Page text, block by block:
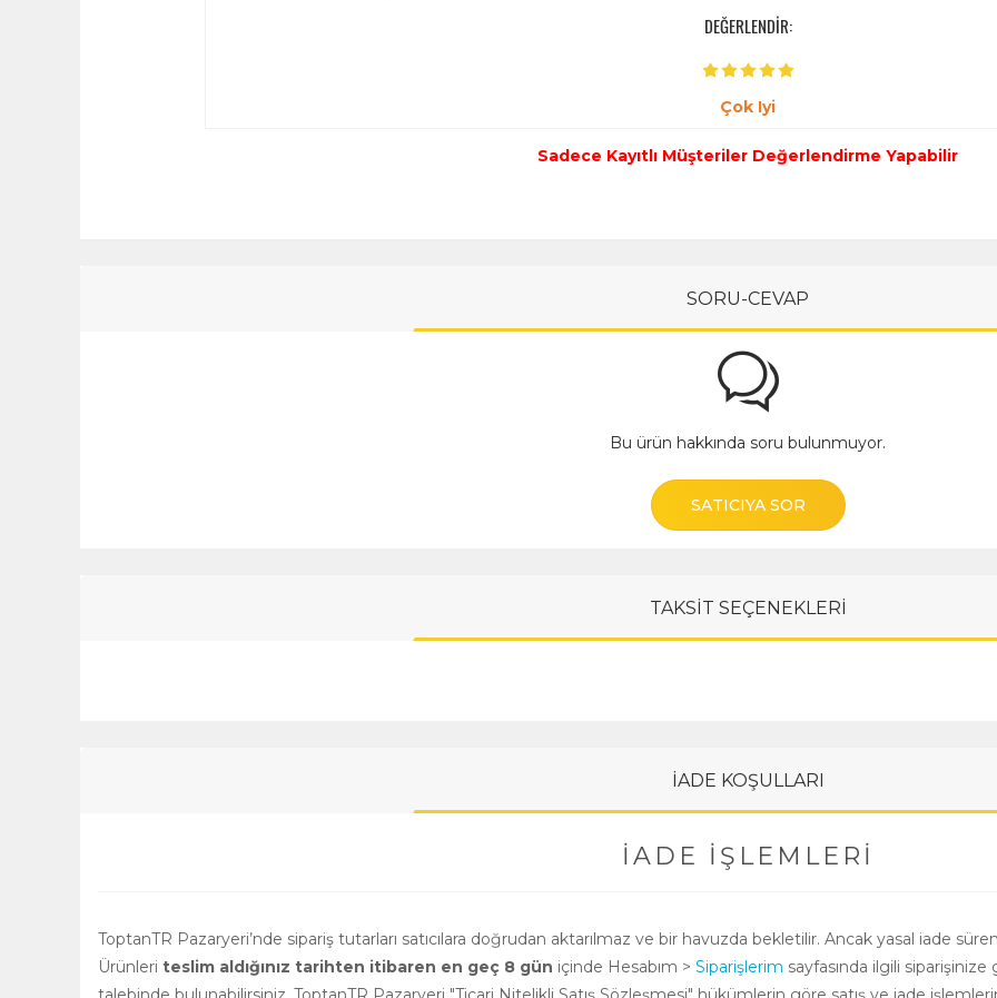
DEĞERLENDİR:
Çok Iyi
Sadece Kayıtlı Müşteriler Değerlendirme Yapabilir
SORU-CEVAP
Bu ürün hakkında soru bulunmuyor.
SATICIYA SOR
TAKSİT SEÇENEKLERİ
İADE KOŞULLARI
İADE İŞLEMLERI
ToptanTR Pazaryeri’nde sipariş tutarları satıcılara doğrudan aktarılmaz ve bir havuzda bekletilir. Ancak yasal iade
Ürünleri teslim aldığınız tarihten itibaren en geç 8 gün içinde Hesabım > Siparişlerim sayfasında ilgili